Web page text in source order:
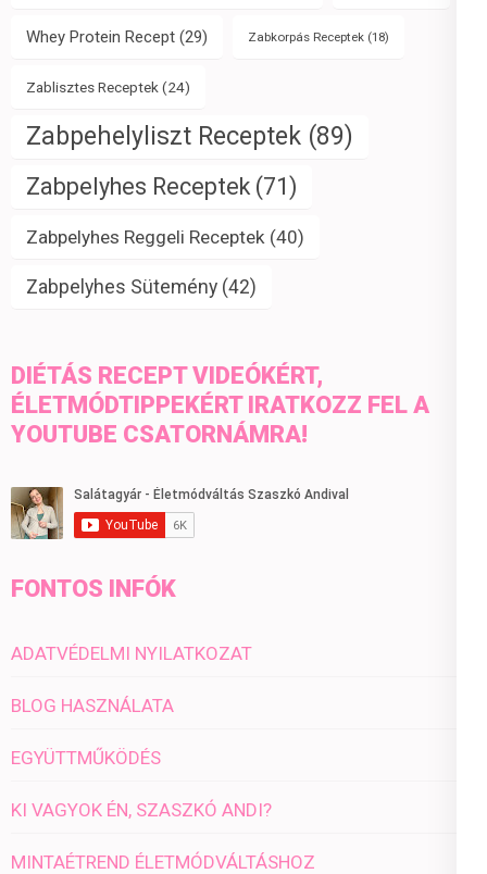
Whey Protein Recept (29) Zabkorpás Receptek (18)
Zablisztes Receptek (24)
Zabpehelyliszt Receptek (89)
Zabpelyhes Receptek (71)
Zabpelyhes Reggeli Receptek (40)
Zabpelyhes Sütemény (42)
DIÉTÁS RECEPT VIDEÓKÉRT,
ÉLETMÓDTIPPEKÉRT IRATKOZZ FEL A
YOUTUBE CSATORNÁMRA!
FONTOS INFÓK
ADATVÉDELMI NYILATKOZAT
BLOG HASZNÁLATA
EGYÜTTMŰKÖDÉS
KI VAGYOK ÉN, SZASZKÓ ANDI?
MINTAÉTREND ÉLETMÓDVÁLTÁSHOZ